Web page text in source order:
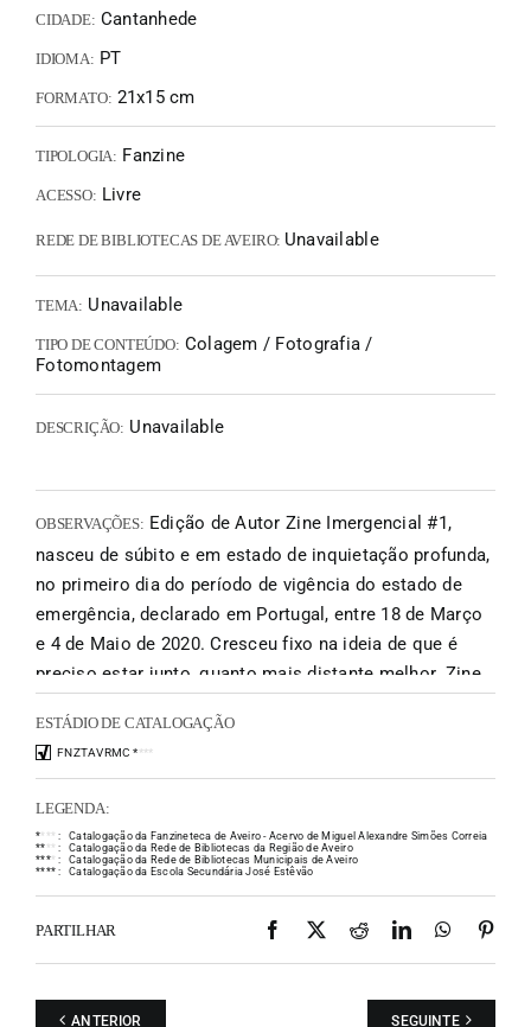
CIDADE: Cantanhede
IDIOMA: PT
FORMATO: 21x15 cm
TIPOLOGIA: Fanzine
ACESSO: Livre
REDE DE BIBLIOTECAS DE AVEIRO: Unavailable
TEMA: Unavailable
TIPO DE CONTEÚDO: Colagem / Fotografia /
Fotomontagem
DESCRIÇÃO: Unavailable
OBSERVAÇÕES: Edição de Autor Zine Imergencial #1,
nasceu de súbito e em estado de inquietação profunda,
no primeiro dia do período de vigência do estado de
emergência, declarado em Portugal, entre 18 de Março
e 4 de Maio de 2020. Cresceu fixo na ideia de que é
preciso estar junto, quanto mais distante melhor. Zine
simultaneamente, singular e coletiva, na medida em
que, para além do próprio contributo imagético de Mide
firmes de algumas pessoas, em participar no projeto
(sem seleção). No total, 26 pessoas, de Portugal, mas
responderam à chamada lançada através das redes
sociais. Zine Imergencial #1, é uma edição print-on-
demand, com 45 páginas numeradas, impressas sobre
ESTÁDIO DE CATALOGAÇÃO
FNZTAVRMC ****
LEGENDA:
** * * :
Catalogação da Fanzineteca de Aveiro - Acervo de Miguel Alexandre Simões Correia
** * * :
Catalogação da Rede de Bibliotecas da Região de Aveiro
**** :
Catalogação da Rede de Bibliotecas Municipais de Aveiro
**** : Catalogação da Escola Secundária José Estêvão
PARTILHAR Facebook
X RedditLinkedIn
ANTERIOR SEGUINTE